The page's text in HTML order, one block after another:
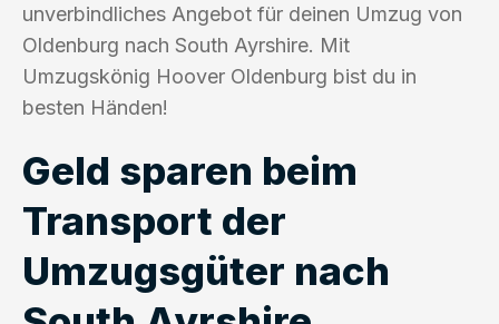
unverbindliches Angebot für deinen Umzug von
Oldenburg nach South Ayrshire. Mit
Umzugskönig Hoover Oldenburg bist du in
besten Händen!
Geld sparen beim
Transport der
Umzugsgüter nach